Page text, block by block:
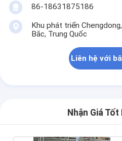
86-18631875186
Khu phát triển
Bắc, Trung Quốc
Liên hệ với
Nhận Giá